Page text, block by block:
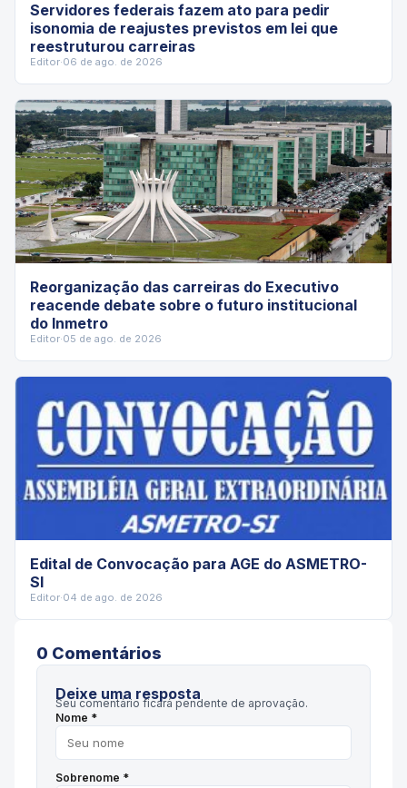
Servidores federais fazem ato para pedir
isonomia de reajustes previstos em lei que
reestruturou carreiras
Editor·06 de ago. de 2026
Reorganização das carreiras do Executivo
reacende debate sobre o futuro institucional
do Inmetro
Editor·05 de ago. de 2026
Edital de Convocação para AGE do ASMETRO-
SI
Editor·04 de ago. de 2026
0 Comentários
Deixe uma resposta
Seu comentário ficará pendente de aprovação.
Nome *
Sobrenome *